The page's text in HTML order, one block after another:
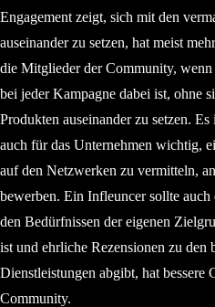
Engagement zeigt, sich mit den
auseinander zu setzen, hat meist
die Mitglieder der Community,
bei jeder Kampagne dabei ist, ohne
Produkten auseinander zu setzen.
auch für das Unternehmen wichtig,
auf den Netzwerken zu vermitteln,
bewerben. Ein Infleuncer sollte auch
den Bedürfnissen der eigenen
ist und ehrliche Rezensionen zu den
Dienstleistungen abgibt, hat bessere
Community.